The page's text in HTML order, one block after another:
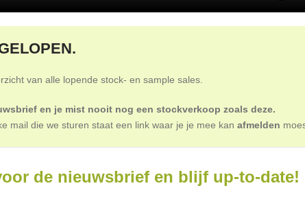
van alle lopende stock- en sample sales.
en je mist nooit nog een stockverkoop zoals deze.
mail die we sturen staat een link waar je je mee kan afmelden
de nieuwsbrief en blijf up-to-date!